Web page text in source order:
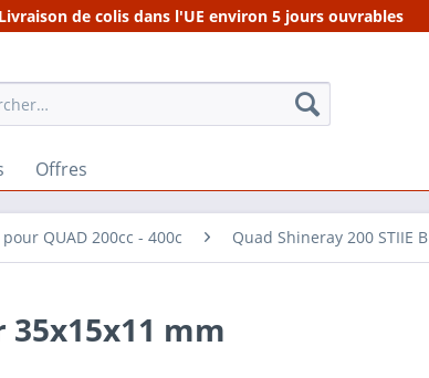
de colis dans l'UE environ 5 jours ouvrables
Offres
QUAD 200cc - 400c Quad Shineray 200 STIIE B
mm